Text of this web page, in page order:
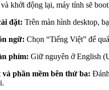
khởi động lại, máy tính sẽ
đặt: Trên màn hình desktop,
ngữ: Chọn “Tiếng Việt” để
phím: Giữ nguyên ở English
phần mềm bên thứ ba: